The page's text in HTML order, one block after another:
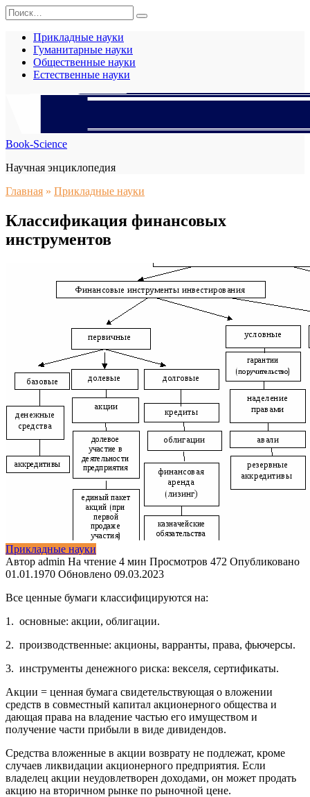
Перейти
к
содержанию
Search
for:
Прикладные науки
Гуманитарные науки
Общественные науки
Естественные науки
Book-Science
Научная энциклопедия
Главная » Прикладные науки
Классификация финансовых
инструментов
Прикладные науки
Автор admin На чтение 4 мин Просмотров 472 Опубликовано
01.01.1970 Обновлено 09.03.2023
Все ценные бумаги классифицируются на:
1. основные: акции, облигации.
2. производственные: акционы, варранты, права, фьючерсы.
3. инструменты денежного риска: векселя, сертификаты.
Акции = ценная бумага свидетельствующая о вложении
средств в совместный капитал акционерного общества и
дающая права на владение частью его имуществом и
получение части прибыли в виде дивидендов.
Средства вложенные в акции возврату не подлежат, кроме
случаев ликвидации акционерного предприятия. Если
владелец акции неудовлетворен доходами, он может продать
акцию на вторичном рынке по рыночной цене.